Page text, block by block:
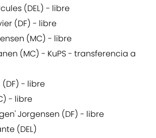
(DEL) - libre
(DF) - libre
(MC) - libre
(MC) - KuPS - transferencia a
(DF) - libre
- libre
Jorgensen (DF) - libre
(DEL)